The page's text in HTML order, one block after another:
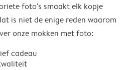
foto's smaakt elk kopje
is niet de enige reden waarom
onze mokken met foto:
cadeau